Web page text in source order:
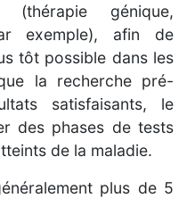
(thérapie génique,
exemple), afin de
tôt possible dans les
la recherche pré-
satisfaisants, le
des phases de tests
de la maladie.
plus de 5